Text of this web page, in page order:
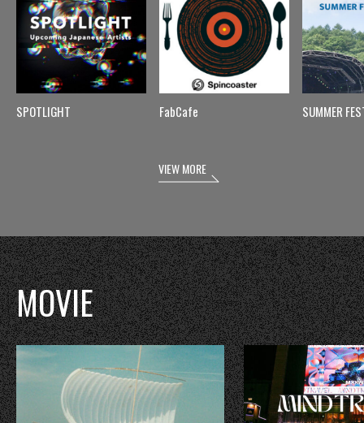
SPOTLIGHT FabCafe SUMMER
VIEW MORE
MOVIE